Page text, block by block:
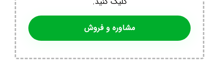
مشاوره و فروش